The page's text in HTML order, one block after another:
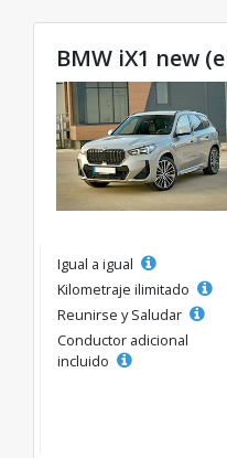
BMW iX1 new
Igual a igual
Kilometraje ilimitado
Reunirse y Saludar
Conductor adicional
incluido